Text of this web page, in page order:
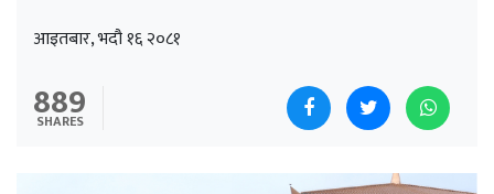
आइतबार, भदौ १६ २०८१
889
SHARES